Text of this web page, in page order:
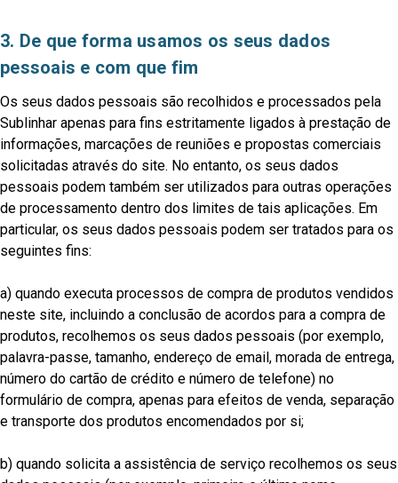
3. De que forma usamos os seus dados
pessoais e com que fim
Os seus dados pessoais são recolhidos e processados pela
Sublinhar apenas para fins estritamente ligados à prestação de
informações, marcações de reuniões e propostas comerciais
solicitadas através do site. No entanto, os seus dados
pessoais podem também ser utilizados para outras operações
de processamento dentro dos limites de tais aplicações. Em
particular, os seus dados pessoais podem ser tratados para os
seguintes fins:
a) quando executa processos de compra de produtos vendidos
neste site, incluindo a conclusão de acordos para a compra de
produtos, recolhemos os seus dados pessoais (por exemplo,
palavra-passe, tamanho, endereço de email, morada de entrega,
número do cartão de crédito e número de telefone) no
formulário de compra, apenas para efeitos de venda, separação
e transporte dos produtos encomendados por si;
b) quando solicita a assistência de serviço recolhemos os seus